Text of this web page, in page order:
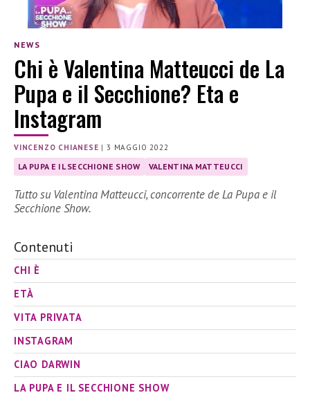
NEWS
Chi è Valentina Matteucci de La
Pupa e il Secchione? Eta e
Instagram
VINCENZO CHIANESE |3 MAGGIO 2022
LA PUPA E IL SECCHIONE SHOW VALENTINA MATTEUCCI
Tutto su Valentina Matteucci, concorrente de La Pupa e il
Secchione Show.
Contenuti
CHI È
ETÀ
VITA PRIVATA
INSTAGRAM
CIAO DARWIN
LA PUPA E IL SECCHIONE SHOW